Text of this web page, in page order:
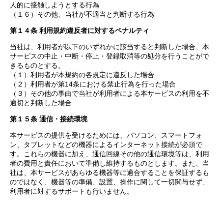
人的に接触しようとする行為
（１６）その他、当社が不適当と判断する行為
第１４条 利用規約違反者に対するペナルティ
当社は、利用者が以下のいずれかに該当すると判断した場合、本
サービスの中止・中断・停止・登録取消等の処分を行うことがで
きるものとする。
（１）利用者が本規約の各規定に違反した場合
（２）利用者が第14条における禁止行為を行った場合
（３）その他の事由で当社が利用者による本サービスの利用を不
適切と判断した場合
第１５条 通信・接続環境
本サービスの提供を受けるためには、パソコン、スマートフォ
ン、タブレットなどの機器によるインターネット接続が必須で
す。これらの機器に加え、通信回線その他の通信環境等は、利用
者の費用と責任において準備し維持するものとします。また、当
社は、本サービスがあらゆる機器等に適合することを保証するも
のではなく、機器等の準備、設置、操作に関して一切関与せず、
利用者に対するサポートも行いません。